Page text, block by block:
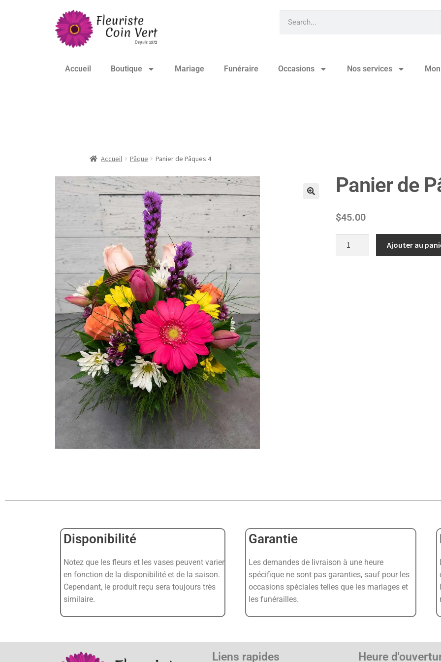
Accueil Boutique Mariage Funéraire Occasions Nos services
Accueil Pâque Panier de Pâques 4
Panier de
$45.00
Ajouter au
Disponibilité
Notez que les fleurs et les vases peuvent varier
en fonction de la disponibilité et de la saison.
Cependant, le produit reçu sera toujours très
similaire.
Garantie
Les demandes de livraison à une heure
spécifique ne sont pas garanties, sauf pour les
occasions spéciales telles que les mariages et
les funérailles.
Liens rapides Heure